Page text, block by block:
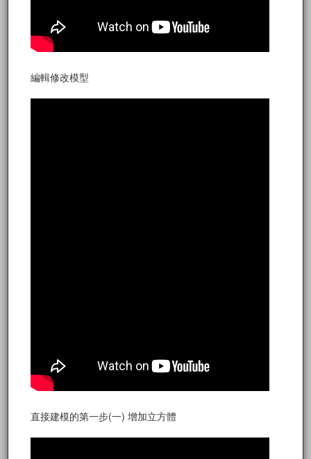
編輯修改模型
直接建模的第一步(一) 增加立方體